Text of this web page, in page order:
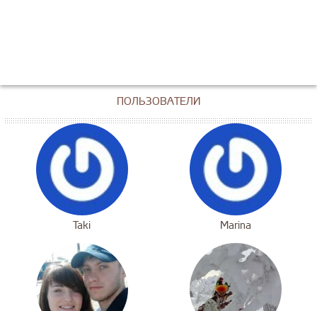
ПОЛЬЗОВАТЕЛИ
Taki Marina